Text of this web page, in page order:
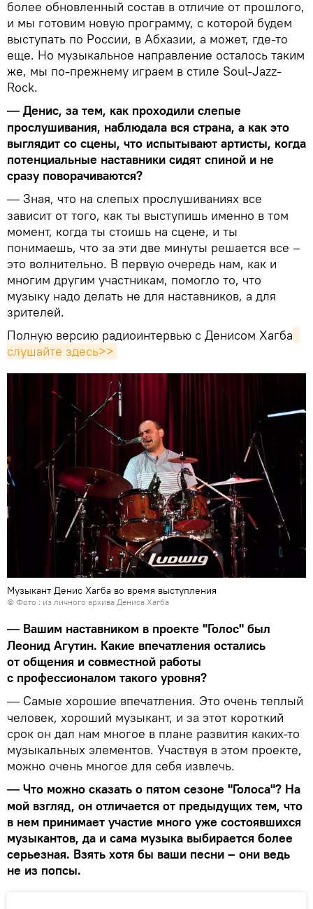
более обновленный состав в отличие от прошлого,
и мы готовим новую программу, с которой будем
выступать по России, в Абхазии, а может, где-то
еще. Но музыкальное направление осталось таким
же, мы по-прежнему играем в стиле Soul-Jazz-
Rock.
— Денис, за тем, как проходили слепые
прослушивания, наблюдала вся страна, а как это
выглядит со сцены, что испытывают артисты, когда
потенциальные наставники сидят спиной и не
сразу поворачиваются?
— Зная, что на слепых прослушиваниях все
зависит от того, как ты выступишь именно в том
момент, когда ты стоишь на сцене, и ты
понимаешь, что за эти две минуты решается все –
это волнительно. В первую очередь нам, как и
многим другим участникам, помогло то, что
музыку надо делать не для наставников, а для
зрителей.
Полную версию радиоинтервью с Денисом Хагба
слушайте здесь>>
Музыкант Денис Хагба во время выступления
© Фото : из личного архива Дениса Хагба
— Вашим наставником в проекте "Голос" был
Леонид Агутин. Какие впечатления остались
от общения и совместной работы
с профессионалом такого уровня?
— Самые хорошие впечатления. Это очень теплый
человек, хороший музыкант, и за этот короткий
срок он дал нам многое в плане развития каких-то
музыкальных элементов. Участвуя в этом проекте,
можно очень многое для себя извлечь.
— Что можно сказать о пятом сезоне "Голоса"? На
мой взгляд, он отличается от предыдущих тем, что
в нем принимает участие много уже состоявшихся
музыкантов, да и сама музыка выбирается более
серьезная. Взять хотя бы ваши песни – они ведь
не из попсы.